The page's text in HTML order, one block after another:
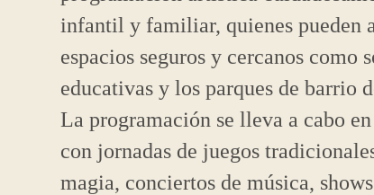
infantil y familiar, quienes pueden
espacios seguros y cercanos como
educativas y los parques de barrio
La programación se lleva a cabo
con jornadas de juegos
magia, conciertos de música,